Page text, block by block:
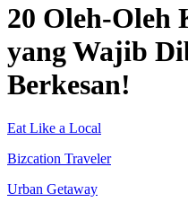
20 Oleh-Oleh
yang Wajib
Berkesan!
Eat Like a Local
Bizcation Traveler
Urban Getaway